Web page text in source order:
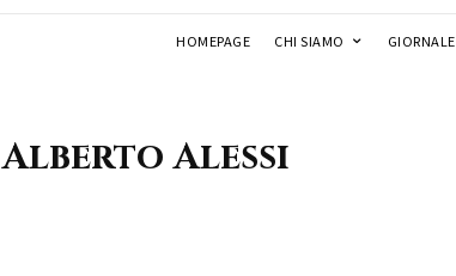
HOMEPAGE CHI SIAMO GIORNALE
Alberto Alessi